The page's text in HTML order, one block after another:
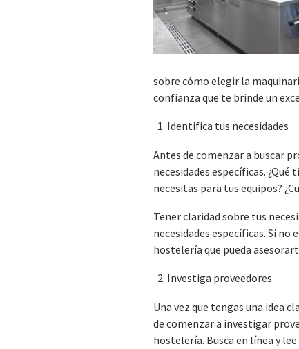
sobre cómo elegir la
confianza que te brinde un
Identifica tus necesidades
Antes de comenzar a buscar
necesidades específicas. ¿Qué
necesitas para tus equipos?
Tener claridad sobre tus
necesidades específicas. Si
hostelería que pueda
Investiga proveedores
Una vez que tengas una idea
de comenzar a investigar
hostelería. Busca en línea y